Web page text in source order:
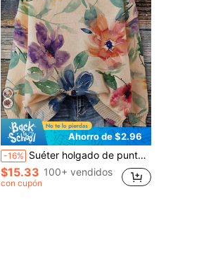
Ahorro de $2.96
-16% Suéter holgado de punto fino con cuello redondo y estampado floral para mujer talla grande, otoño e invierno
$15.33 100+ vendidos
con cupón